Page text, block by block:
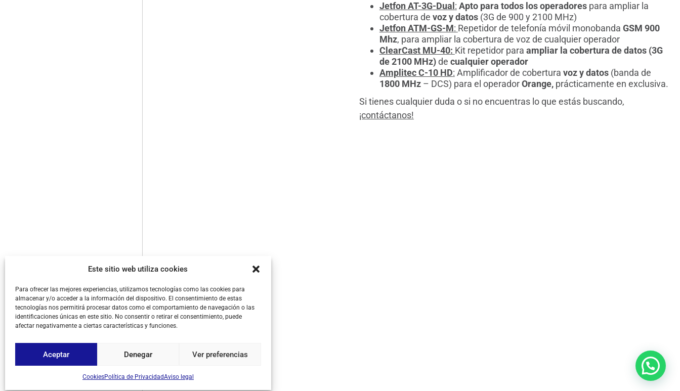
Este sitio web utiliza cookies
Para ofrecer las mejores experiencias, utilizamos tecnologías como las cookies para
almacenar y/o acceder a la información del dispositivo. El consentimiento de estas
tecnologías nos permitirá procesar datos como el comportamiento de navegación o las
identificaciones únicas en este sitio. No consentir o retirar el consentimiento, puede
afectar negativamente a ciertas características y funciones.
Aceptar Denegar Ver preferencias
CookiesPolítica de PrivacidadAviso legal
Jetfon AT-3G-Dual : Apto para todos los operadores para ampliar la
cobertura de voz y datos(3G de 900 y 2100 MHz)
Jetfon ATM-GS-M: Repetidor de telefonía móvil monobanda GSM 900
Mhz, para ampliar la cobertura de voz de cualquier operador
ClearCast MU-40: Kit repetidor para ampliar la cobertura de datos (3G
de 2100 MHz)de cualquier operador
Amplitec C-10 HD: Amplificador de cobertura voz y datos(banda de
1800 MHz– DCS) para el operadorOrange, prácticamente en exclusiva.
Si tienes cualquier duda o si no encuentras lo que estás buscando,
¡contáctanos!